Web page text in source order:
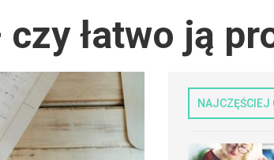
łatwo ją
NAJCZĘŚCIEJ